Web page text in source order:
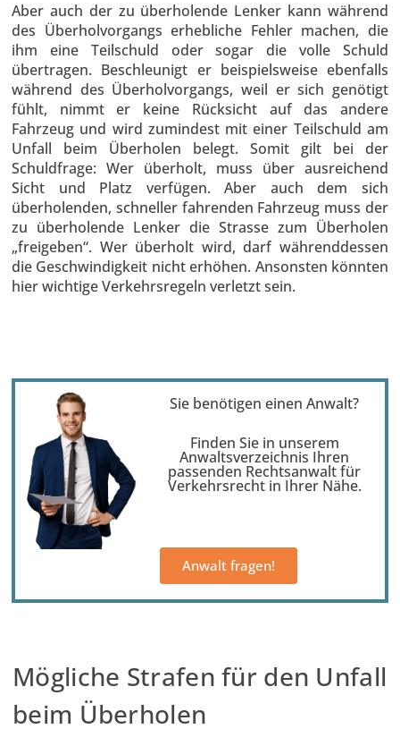
Aber auch der zu überholende Lenker kann während
des Überholvorgangs erhebliche Fehler machen, die
ihm eine Teilschuld oder sogar die volle Schuld
übertragen. Beschleunigt er beispielsweise ebenfalls
während des Überholvorgangs, weil er sich genötigt
fühlt, nimmt er keine Rücksicht auf das andere
Fahrzeug und wird zumindest mit einer Teilschuld am
Unfall beim Überholen belegt. Somit gilt bei der
Schuldfrage: Wer überholt, muss über ausreichend
Sicht und Platz verfügen. Aber auch dem sich
überholenden, schneller fahrenden Fahrzeug muss der
zu überholende Lenker die Strasse zum Überholen
„freigeben“. Wer überholt wird, darf währenddessen
die Geschwindigkeit nicht erhöhen. Ansonsten könnten
hier wichtige Verkehrsregeln verletzt sein.
Sie benötigen einen Anwalt?
Finden Sie in unserem
Anwaltsverzeichnis Ihren
passenden Rechtsanwalt für
Verkehrsrecht in Ihrer Nähe.
Anwalt fragen!
Mögliche Strafen für den Unfall
beim Überholen